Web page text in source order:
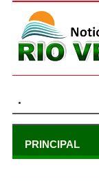
.
PRINCIPAL